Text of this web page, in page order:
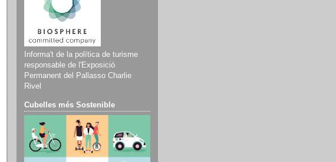
Informa't de la política de turisme
responsable de l'Exposició
Permanent del Pallasso Charlie
Rivel
Cubelles més Sostenible